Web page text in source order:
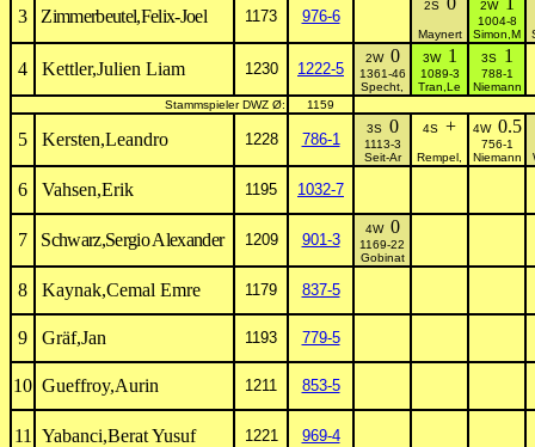
3 Zimmerbeutel,Felix-Joel 1173 976-6
2S
Maynert
2W
1004-8
Simon,M
4 Kettler,Julien Liam 1230 1222-5
2W 0
1361-46
Specht,
3W 1
1089-3
Tran,Le
3S 1
788-1
Niemann
Stammspieler DWZ Ø:
1159
5 Kersten,Leandro 1228 786-1
3S 0
1113-3
Seit-Ar
4S +
Rempel,
4W 0.5
756-1
Niemann
6 Vahsen,Erik 1195 1032-7
7 Schwarz,Sergio Alexander 1209 901-3
4W 0
1169-22
Gobinat
8 Kaynak,Cemal Emre 1179 837-5
9 Gräf,Jan 1193 779-5
10 Gueffroy,Aurin 1211 853-5
11 Yabanci,Berat Yusuf 1221 969-4